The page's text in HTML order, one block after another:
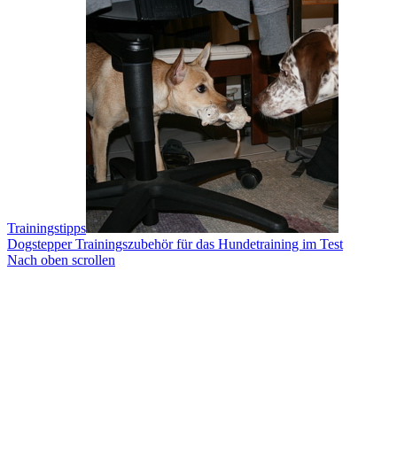
Trainingstipps
Dogstepper Trainingszubehör für das Hundetraining im Test
Nach oben scrollen